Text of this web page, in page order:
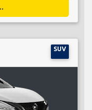
SUV